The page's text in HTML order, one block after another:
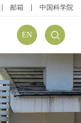
邮箱 中国科学院
EN